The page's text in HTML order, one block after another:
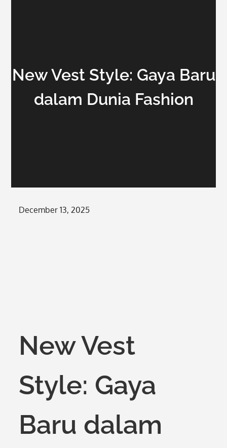
New Vest Style: Gaya Baru
dalam Dunia Fashion
Posted
December 13, 2025
New Vest
Style: Gaya
Baru dalam